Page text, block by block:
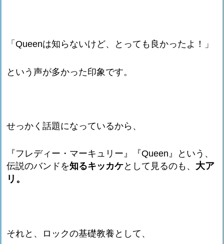
「Queenは知らないけど、とっても良かったよ！」
という声が多かった印象です。
せっかく話題になっているから、
『フレディー・マーキュリー』『Queen』という、
伝説のバンドを知るキッカケとして見るのも、 大ア
リ。
それと、ロックの基礎教養として、